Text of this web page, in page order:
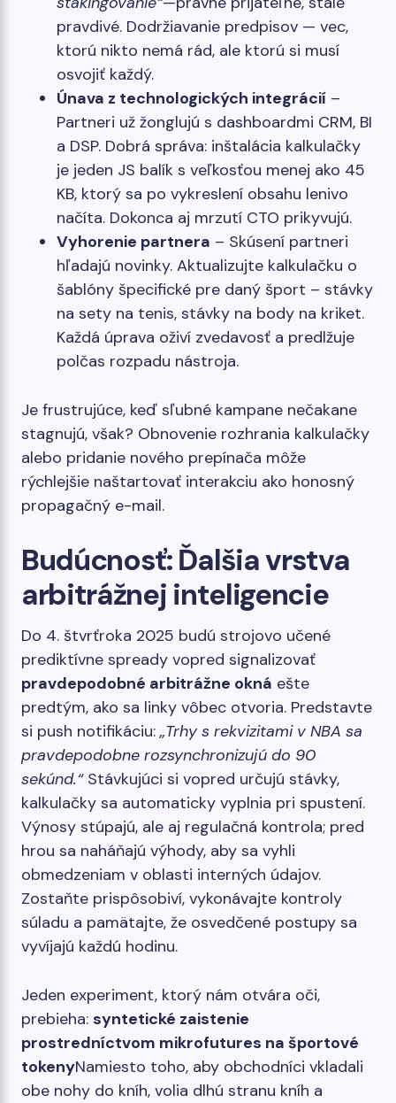
pravdivé. Dodržiavanie predpisov — vec,
ktorú nikto nemá rád, ale ktorú si musí
osvojiť každý.
Únava z technologických integrácií –
Partneri už žonglujú s dashboardmi CRM, BI
a DSP. Dobrá správa: inštalácia kalkulačky
je jeden JS balík s veľkosťou menej ako 45
KB, ktorý sa po vykreslení obsahu lenivo
načíta. Dokonca aj mrzutí CTO prikyvujú.
Vyhorenie partnera – Skúsení partneri
hľadajú novinky. Aktualizujte kalkulačku o
šablóny špecifické pre daný šport – stávky
na sety na tenis, stávky na body na kriket.
Každá úprava oživí zvedavosť a predlžuje
polčas rozpadu nástroja.
Je frustrujúce, keď sľubné kampane nečakane
stagnujú, však? Obnovenie rozhrania kalkulačky
alebo pridanie nového prepínača môže
rýchlejšie naštartovať interakciu ako honosný
propagačný e-mail.
Budúcnosť: Ďalšia vrstva
arbitrážnej inteligencie
Do 4. štvrťroka 2025 budú strojovo učené
prediktívne spready vopred signalizovať
pravdepodobné arbitrážne okná ešte
predtým, ako sa linky vôbec otvoria. Predstavte
si push notifikáciu:„Trhy s rekvizitami v NBA sa
pravdepodobne rozsynchronizujú do 90
sekúnd.“Stávkujúci si vopred určujú stávky,
kalkulačky sa automaticky vyplnia pri spustení.
Výnosy stúpajú, ale aj regulačná kontrola; pred
hrou sa naháňajú výhody, aby sa vyhli
obmedzeniam v oblasti interných údajov.
Zostaňte prispôsobiví, vykonávajte kontroly
súladu a pamätajte, že osvedčené postupy sa
vyvíjajú každú hodinu.
Jeden experiment, ktorý nám otvára oči,
prebieha: syntetické zaistenie
prostredníctvom mikrofutures na športové
tokenyNamiesto toho, aby obchodníci vkladali
obe nohy do kníh, volia dlhú stranu kníh a